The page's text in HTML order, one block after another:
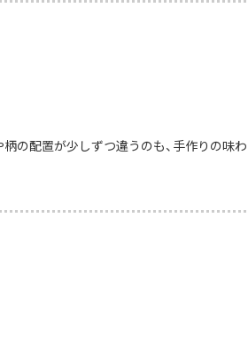
の配置が少しずつ違うのも、手作りの味